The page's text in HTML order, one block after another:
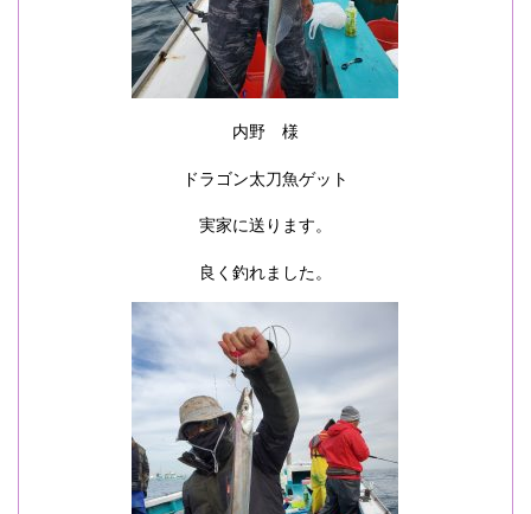
内野 様
ドラゴン太刀魚ゲット
実家に送ります。
良く釣れました。